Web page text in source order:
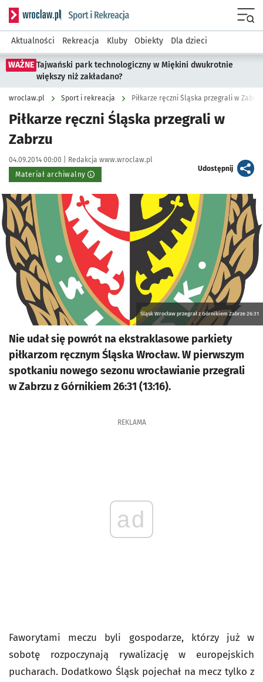
Serwis informacyjny wroclaw.pl podserwis: Sport i rekreacja
Aktualności Rekreacja Kluby Obiekty Dla dzieci
WAŻNE Tajwański park technologiczny w Miękini dwukrotnie
większy niż zakładano?
wroclaw.pl Sport i rekreacja Piłkarze ręczni Śląska przegrali w Zabrzu
Piłkarze ręczni Śląska przegrali w
Zabrzu
Data publikacji:
04.09.2014 00:00 | Autor:
Redakcja www.wroclaw.pl
Materiał archiwalny
Udostępnijartykuł
Kliknij, aby powiększyć
Śląsk Wrocław przegrał z Górnikiem Zabrze 26:31
Nie udał się powrót na ekstraklasowe parkiety
piłkarzom ręcznym Śląska Wrocław. W pierwszym
spotkaniu nowego sezonu wrocławianie przegrali
w Zabrzu z Górnikiem 26:31 (13:16).
REKLAMA
ad
Faworytami meczu byli gospodarze, którzy już w
sobotę rozpoczynają rywalizację w europejskich
pucharach. Dodatkowo Śląsk pojechał na mecz tylko z